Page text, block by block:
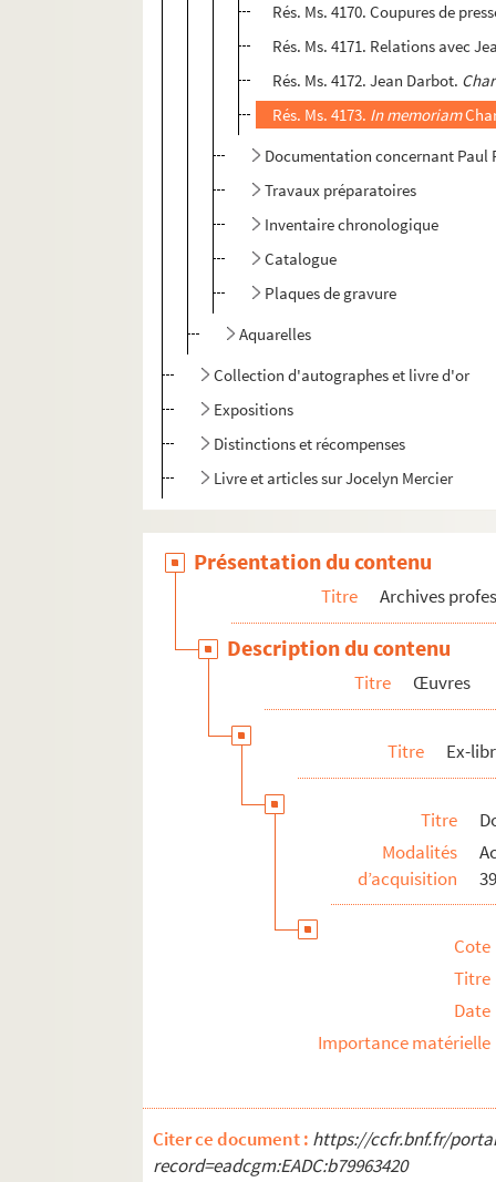
Rés. Ms. 4170. Coupures de
Rés. Ms. 4171. Relations avec
Rés. Ms. 4172. Jean Darbot.
Rés. Ms. 4173. In memoriam
Documentation concernant
Travaux préparatoires
Inventaire chronologique
Catalogue
Plaques de gravure
Aquarelles
Collection d'autographes et livre d'or
Expositions
Distinctions et récompenses
Livre et articles sur Jocelyn Mercier
Présentation du contenu
Titre Archives
Description du contenu
Titre Œuvres
Titre Ex-
Titre
Modalités
d’acquisition
Cote
Titre
Date
Importance matérielle
Citer ce document : https://ccfr.bnf.fr/
record=eadcgm:EADC:b79963420